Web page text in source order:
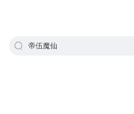
帝伍魔仙